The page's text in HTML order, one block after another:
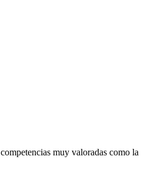
muy valoradas como la